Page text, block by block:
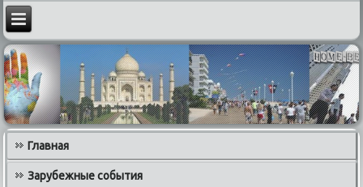
Главная
Зарубежные события